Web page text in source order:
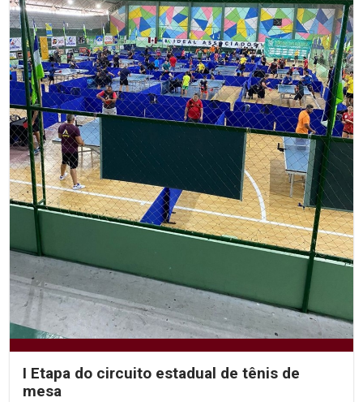
I Etapa do circuito estadual de tênis de
mesa